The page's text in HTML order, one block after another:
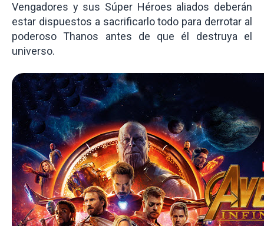
Vengadores y sus Súper Héroes aliados deberán
estar dispuestos a sacrificarlo todo para derrotar al
poderoso Thanos antes de que él destruya el
universo.